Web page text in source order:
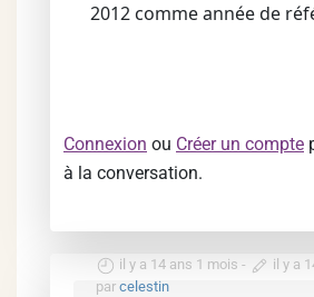
2012 comme année de
Connexion ou Créer un compte
à la conversation.
il y a 14 ans 1 mois - il y a
par celestin